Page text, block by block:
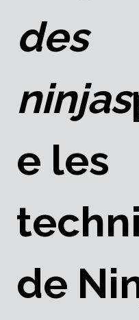
des
ninjas
e les
de